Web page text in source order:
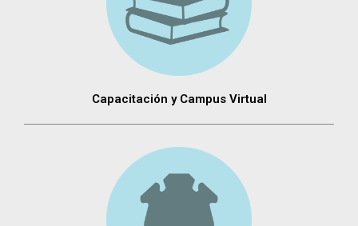
Capacitación y Campus Virtual